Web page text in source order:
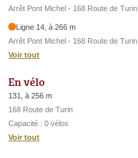
Arrêt Pont Michel - 168 Route de Turin
Ligne 14, à 266 m
Arrêt Pont Michel - 168 Route de Turin
Voir tout
En vélo
131, à 256 m
168 Route de Turin
Capacité : 0 vélos
Voir tout